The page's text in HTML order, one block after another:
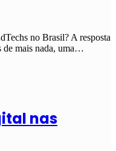
no Brasil? A resposta
de mais nada, uma…
nas